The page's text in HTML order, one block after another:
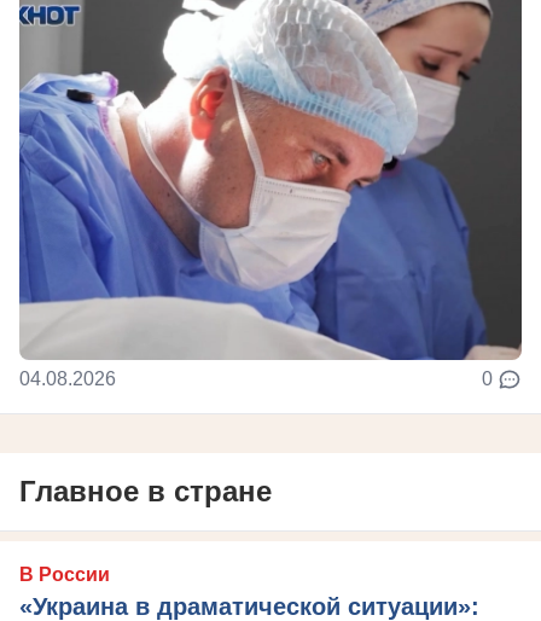
04.08.2026 0
Главное в стране
В России
«Украина в драматической ситуации»: